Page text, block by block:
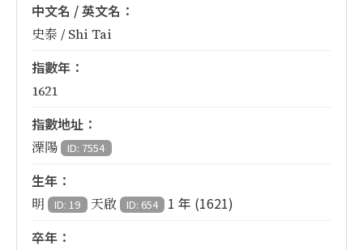
中文名 / 英文名：
史泰 / Shi Tai
指數年：
1621
指數地址：
溧陽 ID: 7554
生年：
明 ID: 19 天啟 ID: 654
1 年 (1621)
卒年：